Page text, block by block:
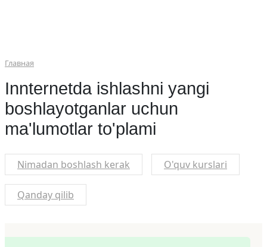
Главная
Innternetda ishlashni yangi
boshlayotganlar uchun
ma'lumotlar to'plami
Nimadan boshlash kerak O'quv kurslari
Qanday qilib